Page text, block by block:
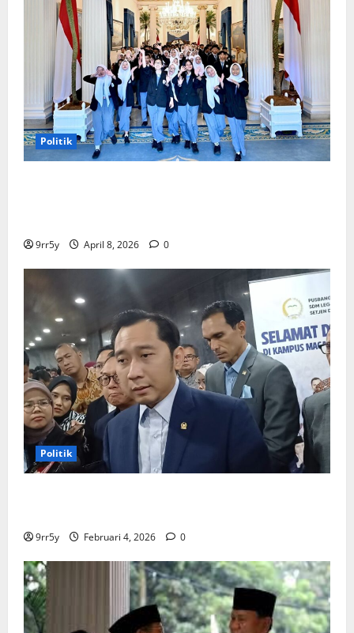
Politik
9rr5y April 8, 2026 0
Politik
9rr5y Februari 4, 2026 0